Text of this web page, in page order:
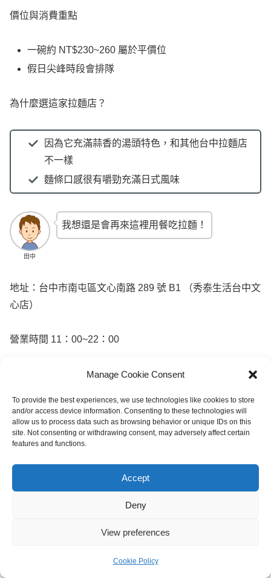
Manage Cookie Consent
To provide the best experiences, we use technologies like cookies to store
and/or access device information. Consenting to these technologies will
allow us to process data such as browsing behavior or unique IDs on this
site. Not consenting or withdrawing consent, may adversely affect certain
features and functions.
Accept
Deny
View preferences
Cookie Policy
價位與消費重點
一碗約 NT$230~260 屬於平價位
假日尖峰時段會排隊
為什麼選這家拉麵店？
因為它充滿蒜香的湯頭特色，和其他台中拉麵店
不一樣
麵條口感很有嚼勁充滿日式風味
田中
我想還是會再來這裡用餐吃拉麵！
地址：台中市南屯區文心南路 289 號 B1 （秀泰生活台中文
心店）
營業時間 11：00~22：00
嗨～我是 Yusuke
用文字記錄每一次旅行，這個二站我會分享喜愛
的美食和3C教學。
📌 追蹤我，持續更新日本旅遊